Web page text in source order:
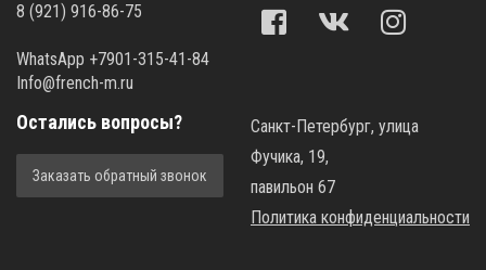
8 (921) 916-86-75
WhatsApp +7901-315-41-84
Info@french-m.ru
Остались вопросы?
Заказать обратный звонок
Санкт-Петербург, улица
Фучика, 19,
павильон 67
Политика конфиденциальности